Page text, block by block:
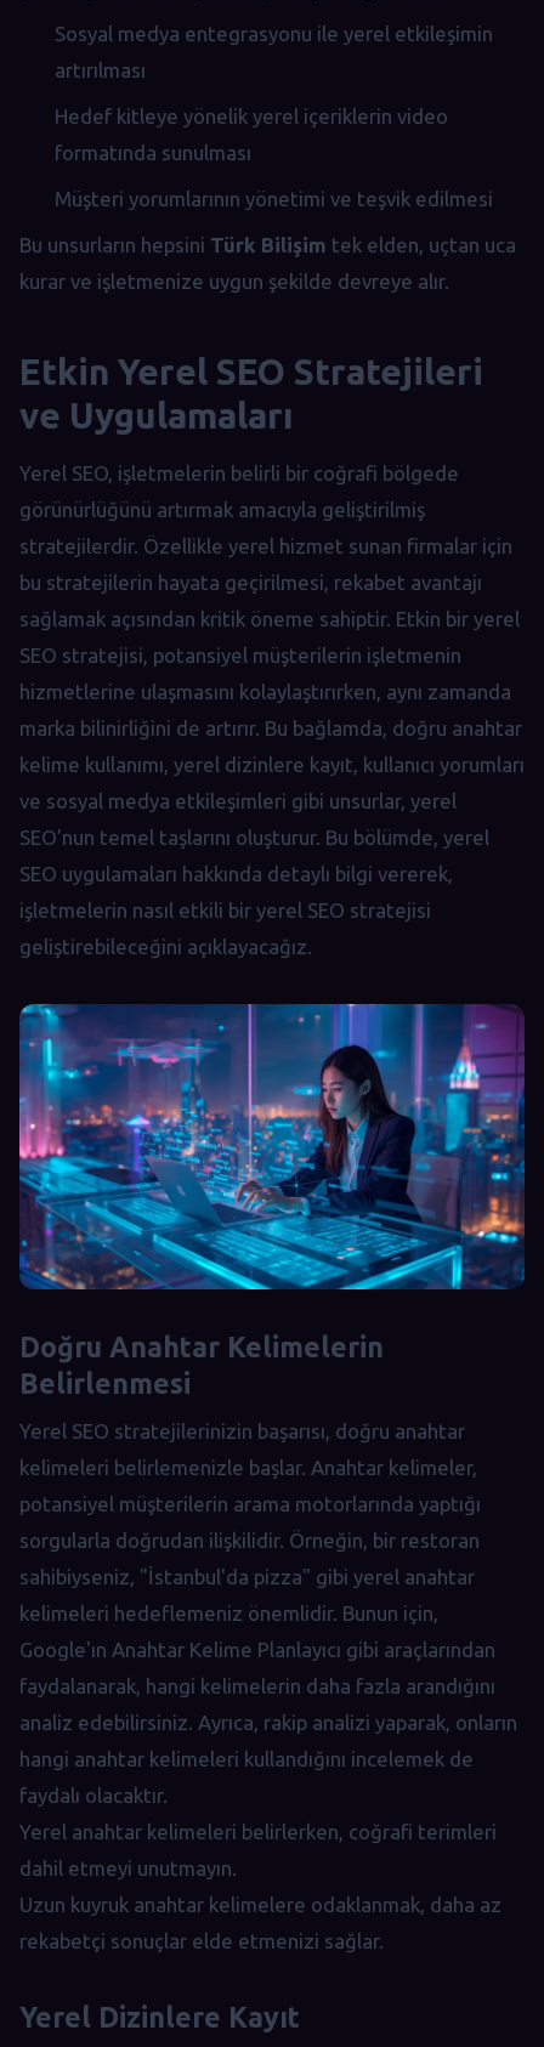
Sosyal medya entegrasyonu ile yerel etkileşimin
artırılması
Hedef kitleye yönelik yerel içeriklerin video
formatında sunulması
Müşteri yorumlarının yönetimi ve teşvik edilmesi
Bu unsurların hepsini Türk Bilişim tek elden, uçtan uca
kurar ve işletmenize uygun şekilde devreye alır.
Etkin Yerel SEO Stratejileri
ve Uygulamaları
Yerel SEO, işletmelerin belirli bir coğrafi bölgede
görünürlüğünü artırmak amacıyla geliştirilmiş
stratejilerdir. Özellikle yerel hizmet sunan firmalar için
bu stratejilerin hayata geçirilmesi, rekabet avantajı
sağlamak açısından kritik öneme sahiptir. Etkin bir yerel
SEO stratejisi, potansiyel müşterilerin işletmenin
hizmetlerine ulaşmasını kolaylaştırırken, aynı zamanda
marka bilinirliğini de artırır. Bu bağlamda, doğru anahtar
kelime kullanımı, yerel dizinlere kayıt, kullanıcı yorumları
ve sosyal medya etkileşimleri gibi unsurlar, yerel
SEO’nun temel taşlarını oluşturur. Bu bölümde, yerel
SEO uygulamaları hakkında detaylı bilgi vererek,
işletmelerin nasıl etkili bir yerel SEO stratejisi
geliştirebileceğini açıklayacağız.
Doğru Anahtar Kelimelerin
Belirlenmesi
Yerel SEO stratejilerinizin başarısı, doğru anahtar
kelimeleri belirlemenizle başlar. Anahtar kelimeler,
potansiyel müşterilerin arama motorlarında yaptığı
sorgularla doğrudan ilişkilidir. Örneğin, bir restoran
sahibiyseniz, "İstanbul'da pizza" gibi yerel anahtar
kelimeleri hedeflemeniz önemlidir. Bunun için,
Google'ın Anahtar Kelime Planlayıcı gibi araçlarından
faydalanarak, hangi kelimelerin daha fazla arandığını
analiz edebilirsiniz. Ayrıca, rakip analizi yaparak, onların
hangi anahtar kelimeleri kullandığını incelemek de
faydalı olacaktır.
Yerel anahtar kelimeleri belirlerken, coğrafi terimleri
dahil etmeyi unutmayın.
Uzun kuyruk anahtar kelimelere odaklanmak, daha az
rekabetçi sonuçlar elde etmenizi sağlar.
Yerel Dizinlere Kayıt